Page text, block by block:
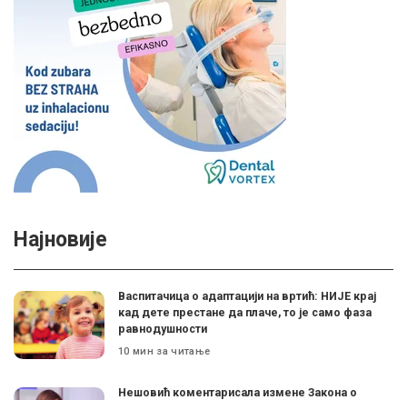
Најновије
Васпитачица о адаптацији на вртић: НИЈЕ крај
кад дете престане да плаче, то је само фаза
равнодушности
10 мин за читање
Нешовић коментарисала измене Закона о